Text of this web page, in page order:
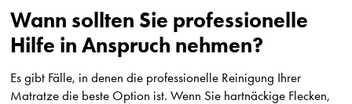
Wann sollten Sie professionelle
Hilfe in Anspruch nehmen?
Es gibt Fälle, in denen die professionelle Reinigung Ihrer
Matratze die beste Option ist. Wenn Sie hartnäckige Flecken,